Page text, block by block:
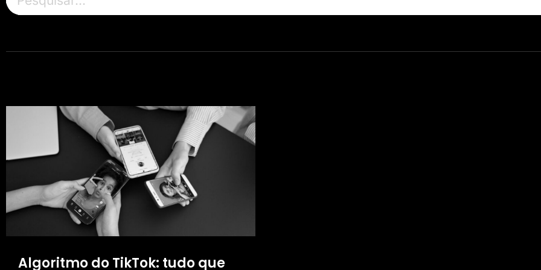
Algoritmo do TikTok: tudo que